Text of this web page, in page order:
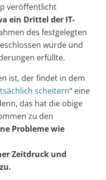
veröffentlicht
ein Drittel der IT-
des festgelegten
wurde und
erfüllte.
ist, der findet in dem
scheitern“ eine
das hat die obige
zu den
Probleme wie
Zeitdruck und